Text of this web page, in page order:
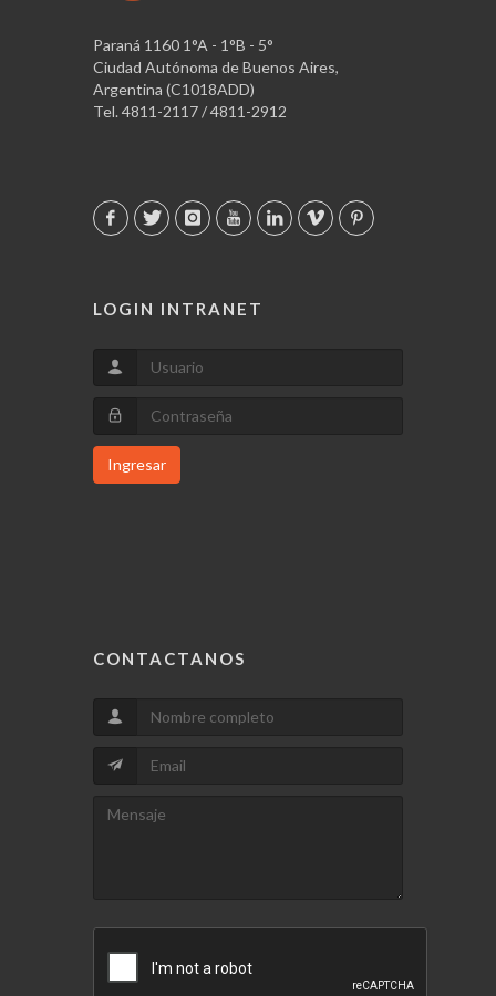
Paraná 1160 1°A - 1°B - 5°
Ciudad Autónoma de Buenos Aires,
Argentina (C1018ADD)
Tel. 4811-2117 / 4811-2912
LOGIN INTRANET
Ingresar
CONTACTANOS